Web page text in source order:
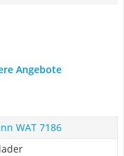
Angebote
WAT 7186